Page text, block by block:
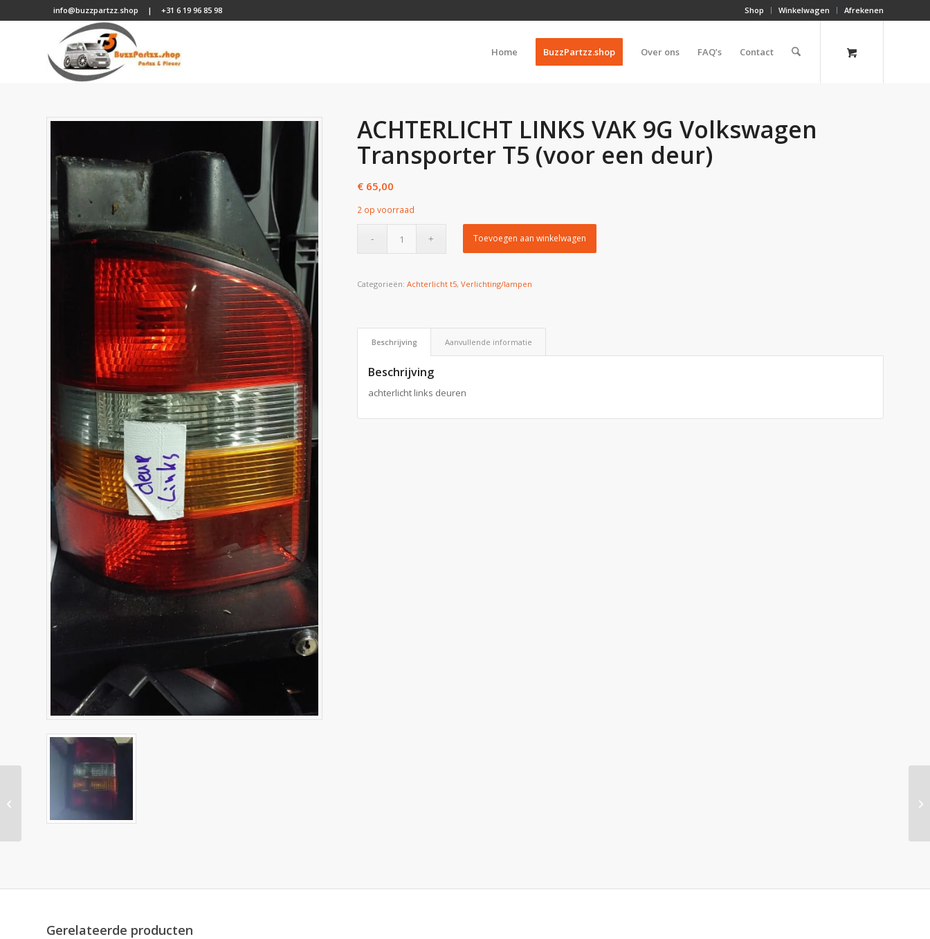
Shop Winkelwagen Afrekenen
info@buzzpartzz.shop | +31 6 19 96 85 98
Home BuzzPartzz.shop Over ons FAQ’s Contact
ACHTERLICHT LINKS VAK 9G Volkswagen
Transporter T5 (voor een deur)
€ 65,00
2 op voorraad
Toevoegen aan winkelwagen
Categorieën:Achterlicht t5,Verlichting/lampen
Beschrijving Aanvullende informatie
Beschrijving
achterlicht links deuren
Gerelateerde producten
DEURSCHARNIER
boven Volkswagen